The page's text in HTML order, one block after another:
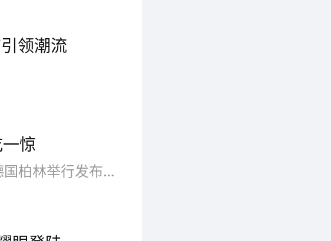
人提供设
意的极限，
比自豪。”
格，但消费
领潮流
惊
北京时间6月27日晚上8:30，荣耀9在德国柏林举行发布会，正式登陆欧洲市场。荣耀9在国内的定价为2299元，毕竟良心的一个价位。▲荣耀9国行版价格但是欧版就没那么便宜了。荣耀9将在未来数周将陆续登陆英国、德国、法国、意大利、西班牙、葡萄牙、荷兰、比利时和瑞士，4GB/64GB定价450欧元，英国是380英镑，都比国内贵得多。▲荣耀9在欧洲市场的售价一同登陆